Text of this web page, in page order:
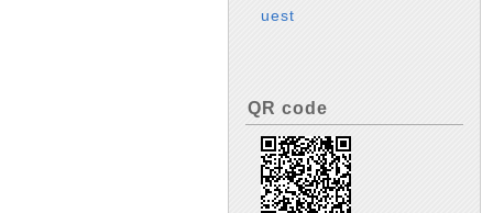
uest
QR code